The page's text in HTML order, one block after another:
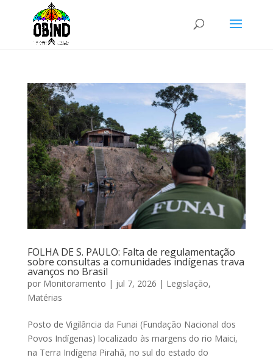
FOLHA DE S. PAULO: Falta de regulamentação
sobre consultas a comunidades indígenas trava
avanços no Brasil
por Monitoramento | jul 7, 2026 | Legislação,
Matérias
Posto de Vigilância da Funai (Fundação Nacional dos
Povos Indígenas) localizado às margens do rio Maici,
na Terra Indígena Pirahã, no sul do estado do